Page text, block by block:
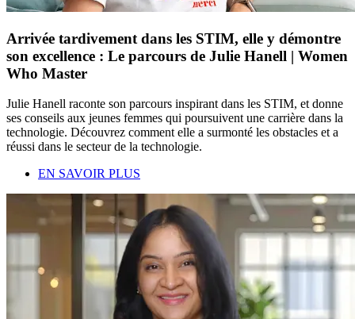
Arrivée tardivement dans les STIM, elle y démontre
son excellence : Le parcours de Julie Hanell | Women
Who Master
Julie Hanell raconte son parcours inspirant dans les STIM, et donne
ses conseils aux jeunes femmes qui poursuivent une carrière dans la
technologie. Découvrez comment elle a surmonté les obstacles et a
réussi dans le secteur de la technologie.
EN SAVOIR PLUS